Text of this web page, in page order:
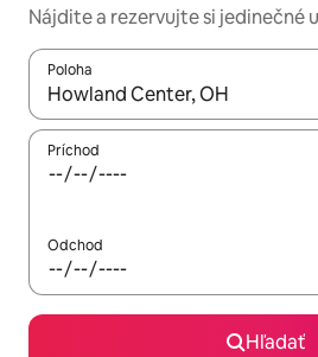
Nájdite a rezervujte si jedinečné
Poloha
Keď budú výsledky k dispozícii,
Príchod
Odchod
Hľadať